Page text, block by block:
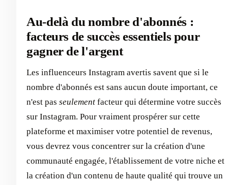
Au-delà du nombre d'abonnés :
facteurs de succès essentiels pour
gagner de l'argent
Les influenceurs Instagram avertis savent que si le
nombre d'abonnés est sans aucun doute important, ce
n'est pas seulement facteur qui détermine votre succès
sur Instagram. Pour vraiment prospérer sur cette
plateforme et maximiser votre potentiel de revenus,
vous devrez vous concentrer sur la création d'une
communauté engagée, l'établissement de votre niche et
la création d'un contenu de haute qualité qui trouve un